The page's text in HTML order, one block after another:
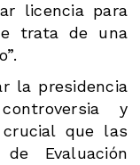
licencia para
trata de una
la presidencia
y
que las
Evaluación